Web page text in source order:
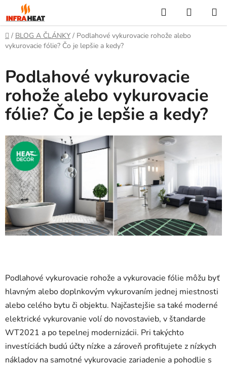
Prejsť
na
obsah
Hľadať
KOŠÍK
Domov
/ BLOG A ČLÁNKY / Podlahové vykurovacie rohože alebo
vykurovacie fólie? Čo je lepšie a kedy?
Podlahové vykurovacie
rohože alebo vykurovacie
fólie? Čo je lepšie a kedy?
Podlahové vykurovacie rohože a vykurovacie fólie môžu byť
hlavným alebo doplnkovým vykurovaním jednej miestnosti
alebo celého bytu či objektu. Najčastejšie sa také moderné
elektrické vykurovanie volí do novostavieb, v štandarde
WT2021 a po tepelnej modernizácii. Pri takýchto
investíciách budú účty nízke a zároveň profitujete z nízkych
nákladov na samotné vykurovacie zariadenie a pohodlie s